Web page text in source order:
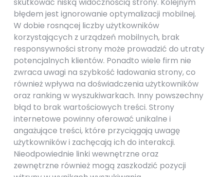
błędem jest ignorowanie optymalizacji mobilnej.
W dobie rosnącej liczby użytkowników
korzystających z urządzeń mobilnych, brak
responsywności strony może prowadzić do utraty
potencjalnych klientów. Ponadto wiele firm nie
zwraca uwagi na szybkość ładowania strony, co
również wpływa na doświadczenia użytkowników
oraz ranking w wyszukiwarkach. Inny powszechny
błąd to brak wartościowych treści. Strony
internetowe powinny oferować unikalne i
angażujące treści, które przyciągają uwagę
użytkowników i zachęcają ich do interakcji.
Nieodpowiednie linki wewnętrzne oraz
zewnętrzne również mogą zaszkodzić pozycji